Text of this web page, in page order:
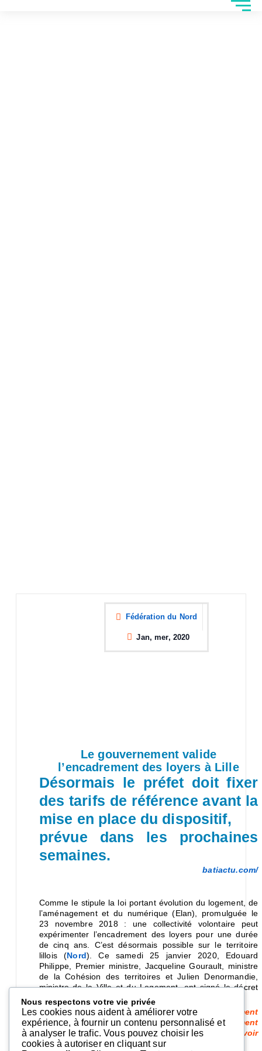
Fédération du Nord
Jan, mer, 2020
Le gouvernement valide
l’encadrement des loyers à Lille
Désormais le préfet doit fixer
des tarifs de référence avant la
mise en place du dispositif,
prévue dans les prochaines
semaines.
batiactu.com/
Comme le stipule la loi portant évolution du logement, de
l’aménagement et du numérique (Elan), promulguée le
23 novembre 2018 : une collectivité volontaire peut
expérimenter l’encadrement des loyers pour une durée
de cinq ans. C’est désormais possible sur le territoire
lillois (Nord). Ce samedi 25 janvier 2020, Edouard
Philippe, Premier ministre, Jacqueline Gourault, ministre
de la Cohésion des territoires et Julien Denormandie,
ministre de la Ville et du Logement, ont signé le décret
permettant la mise en place du dispositif.
«Cette décision traduit la volonté du gouvernement
et celle de la majorité de lutter contre le logement
cher. Une mesure concrète en faveur du pouvoir
d’achat des Français « ,
Nous respectons votre vie privée
Les cookies nous aident à améliorer votre
expérience, à fournir un contenu personnalisé et
à analyser le trafic. Vous pouvez choisir les
cookies à autoriser en cliquant sur